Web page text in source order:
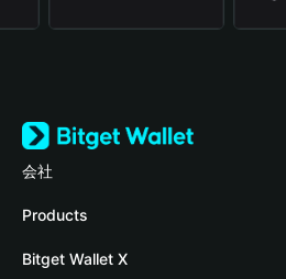
会社
Bitget Walletについて
ブログ
Products
Crypto Card
Bitget Wallet X